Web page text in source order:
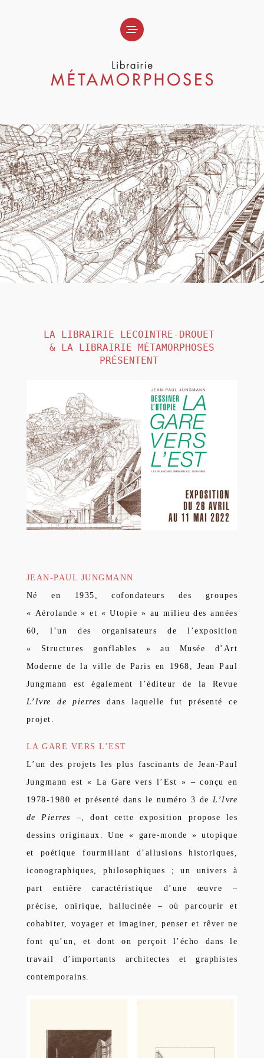
LA LIBRAIRIE LECOINTRE-DROUET
& LA LIBRAIRIE MÉTAMORPHOSES
PRÉSENTENT
JEAN-PAUL JUNGMANN
Né en 1935, cofondateurs des groupes
« Aérolande » et « Utopie » au milieu des années
60, l’un des organisateurs de l’exposition
« Structures gonflables » au Musée d’Art
Moderne de la ville de Paris en 1968, Jean Paul
Jungmann est également l’éditeur de la Revue
L’Ivre de pierres
dans laquelle fut présenté ce
projet.
LA GARE VERS L’EST
L’un des projets les plus fascinants de Jean-Paul
Jungmann est « La Gare vers l’Est » – conçu en
1978-1980 et présenté dans le numéro 3 deL’Ivre
de Pierres
–, dont cette exposition propose les
dessins originaux. Une « gare-monde » utopique
et poétique fourmillant d’allusions historiques,
iconographiques, philosophiques ; un univers à
part entière caractéristique d’une œuvre –
précise, onirique, hallucinée – où parcourir et
cohabiter, voyager et imaginer, penser et rêver ne
font qu’un, et dont on perçoit l’écho dans le
travail d’importants architectes et graphistes
contemporains.